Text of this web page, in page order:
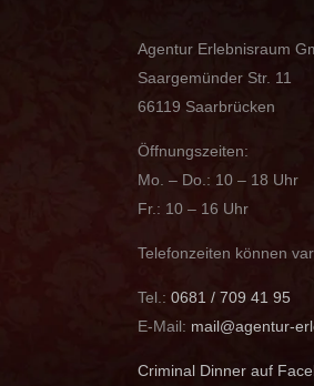
Agentur Erlebnisraum
Saargemünder Str. 11
66119 Saarbrücken
Öffnungszeiten:
Mo. – Do.: 10 – 18 Uhr
Fr.: 10 – 16 Uhr
Telefonzeiten können
Tel.: 0681 / 709 41 95
E-Mail: mail@agentur-
Criminal Dinner auf